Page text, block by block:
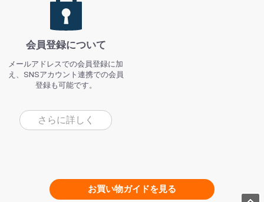
会員登録について
メールアドレスでの会員登録に加
え、SNSアカウント連携での会員
登録も可能です。
さらに詳しく
お買い物ガイドを見る